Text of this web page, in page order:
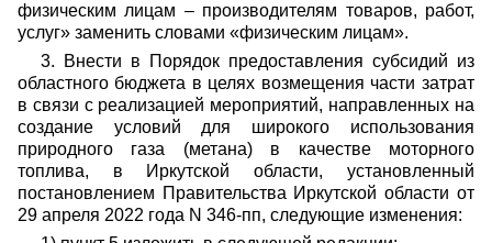
физическим лицам – производителям товаров, работ,
услуг» заменить словами «физическим лицам».
3. Внести в Порядок предоставления субсидий из
областного бюджета в целях возмещения части затрат
в связи с реализацией мероприятий, направленных на
создание условий для широкого использования
природного газа (метана) в качестве моторного
топлива, в Иркутской области, установленный
постановлением Правительства Иркутской области от
29 апреля 2022 года N 346-пп, следующие изменения: